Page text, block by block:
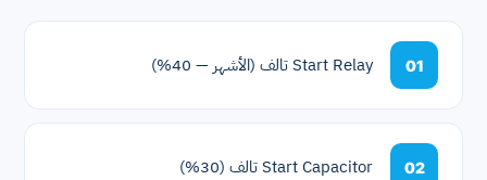
01 Start Relay تالف (الأشهر — 40%)
02 Start Capacitor تالف (30%)